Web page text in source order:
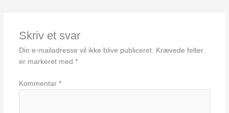
Skriv et svar
Din e-mailadresse vil ikke blive publiceret. Krævede felter
er markeret med *
Kommentar *